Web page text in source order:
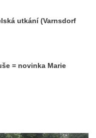
utkání (Varnsdorf
= novinka Marie